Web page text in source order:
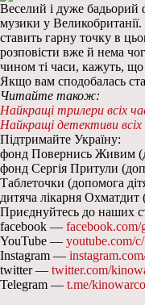
Веселий і дуже бадьорий
музики у
ставить гарну точку в
розповісти вже й нема
чином ті часи, кажуть, що
Якщо вам сподобалась
Читайте також:
Найкращі трилери всіх
Найкращі детективи всіх
Підтримайте Україну:
фонд Повернись Живим
фонд Сергія Притули
Таблеточки (допомога
дитяча лікарня
Приєднуйтесь до наших
facebook —
YouTube — youtube.com/
Instagram —
twitter — twitter.com/
Telegram — t.me/